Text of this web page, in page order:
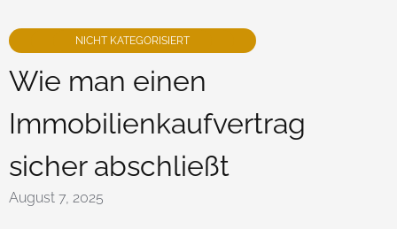
NICHT KATEGORISIERT
Wie man einen
Immobilienkaufvertrag
sicher abschließt
August 7, 2025